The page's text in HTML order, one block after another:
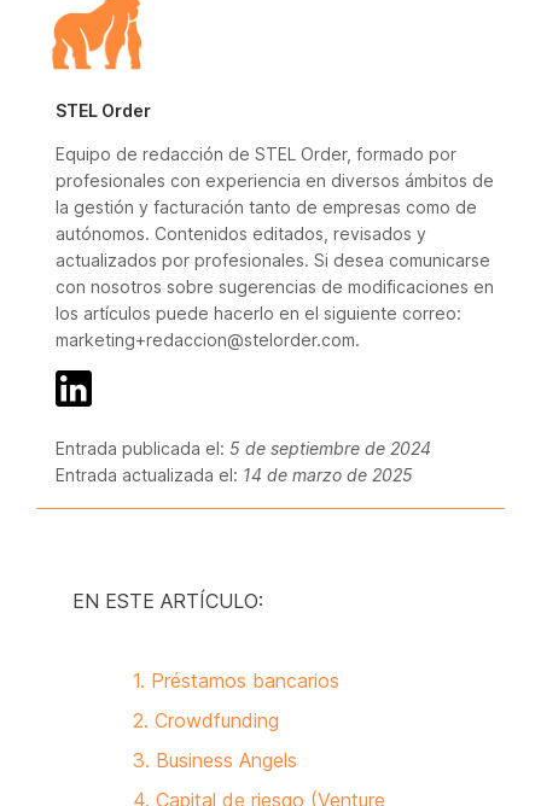
STEL Order
Equipo de redacción de STEL Order, formado por
profesionales con experiencia en diversos ámbitos de
la gestión y facturación tanto de empresas como de
autónomos. Contenidos editados, revisados y
actualizados por profesionales. Si desea comunicarse
con nosotros sobre sugerencias de modificaciones en
los artículos puede hacerlo en el siguiente correo:
marketing+redaccion@stelorder.com.
Entrada publicada el: 5 de septiembre de 2024
Entrada actualizada el: 14 de marzo de 2025
EN ESTE ARTÍCULO:
1. Préstamos bancarios
2. Crowdfunding
3. Business Angels
4. Capital de riesgo (Venture